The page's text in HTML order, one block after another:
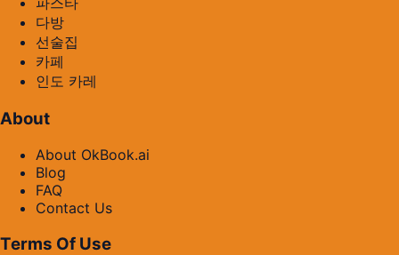
다방
선술집
카페
인도 카레
About
About OkBook.ai
Blog
FAQ
Contact Us
Terms Of Use